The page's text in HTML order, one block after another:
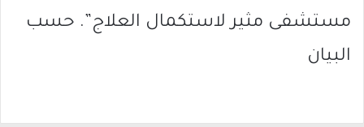
مستشفى مثير لاستكمال العلاج”. حسب
البيان